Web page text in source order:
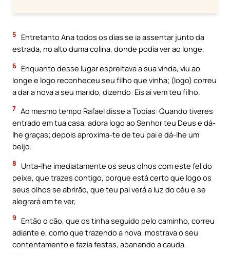
5
Entretanto Ana todos os dias se ia assentar junto da
estrada, no alto duma colina, donde podia ver ao longe,
6 Enquanto desse lugar espreitava a sua vinda, viu ao
longe e logo reconheceu seu filho que vinha; (logo) correu
a dar a nova a seu marido, dizendo: Eis ai vem teu filho.
7 Ao mesmo tempo Rafael disse a Tobias: Quando tiveres
entrado em tua casa, adora logo ao Senhor teu Deus e dá-
lhe graças; depois aproxima-te de teu pai e dá-lhe um
beijo.
8
Unta-lhe imediatamente os seus olhos com este fel do
peixe, que trazes contigo, porque está certo que logo os
seus olhos se abrirão, que teu pai verá a luz do céu e se
alegrará em te ver,
9
Então o cão, que os tinha seguido pelo caminho, correu
adiante e, como que trazendo a nova, mostrava o seu
contentamento e fazia festas, abanando a cauda.